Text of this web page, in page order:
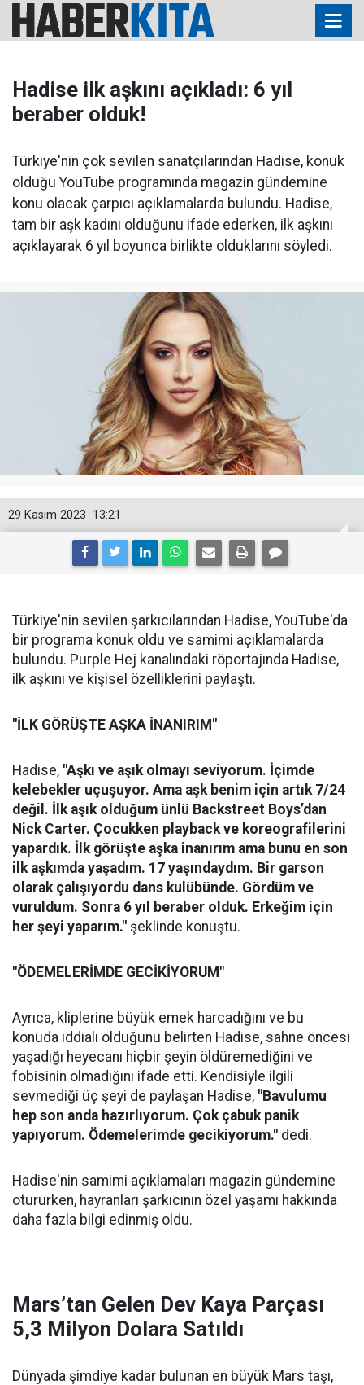
Hadise ilk aşkını açıkladı: 6 yıl
beraber olduk!
Türkiye'nin çok sevilen sanatçılarından Hadise, konuk
olduğu YouTube programında magazin gündemine
konu olacak çarpıcı açıklamalarda bulundu. Hadise,
tam bir aşk kadını olduğunu ifade ederken, ilk aşkını
açıklayarak 6 yıl boyunca birlikte olduklarını söyledi.
13:21
29 Kasım 2023
Türkiye'nin sevilen şarkıcılarından Hadise, YouTube'da
bir programa konuk oldu ve samimi açıklamalarda
bulundu. Purple Hej kanalındaki röportajında Hadise,
ilk aşkını ve kişisel özelliklerini paylaştı.
"İLK GÖRÜŞTE AŞKA İNANIRIM"
Hadise, "Aşkı ve aşık olmayı seviyorum. İçimde
kelebekler uçuşuyor. Ama aşk benim için artık 7/24
değil. İlk aşık olduğum ünlü Backstreet Boys’dan
Nick Carter. Çocukken playback ve koreografilerini
yapardık. İlk görüşte aşka inanırım ama bunu en son
ilk aşkımda yaşadım. 17 yaşındaydım. Bir garson
olarak çalışıyordu dans kulübünde. Gördüm ve
vuruldum. Sonra 6 yıl beraber olduk. Erkeğim için
her şeyi yaparım." şeklinde konuştu.
"ÖDEMELERİMDE GECİKİYORUM"
Ayrıca, kliplerine büyük emek harcadığını ve bu
konuda iddialı olduğunu belirten Hadise, sahne öncesi
yaşadığı heyecanı hiçbir şeyin öldüremediğini ve
fobisinin olmadığını ifade etti. Kendisiyle ilgili
sevmediği üç şeyi de paylaşan Hadise, "Bavulumu
hep son anda hazırlıyorum. Çok çabuk panik
yapıyorum. Ödemelerimde gecikiyorum." dedi.
Hadise'nin samimi açıklamaları magazin gündemine
otururken, hayranları şarkıcının özel yaşamı hakkında
daha fazla bilgi edinmiş oldu.
Mars’tan Gelen Dev Kaya Parçası
5,3 Milyon Dolara Satıldı
Dünyada şimdiye kadar bulunan en büyük Mars taşı,